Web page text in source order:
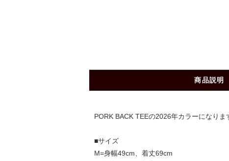
商品説明
PORK BACK TEEの2026年カラーになりま
■サイズ
M=身幅49cm、着丈69cm